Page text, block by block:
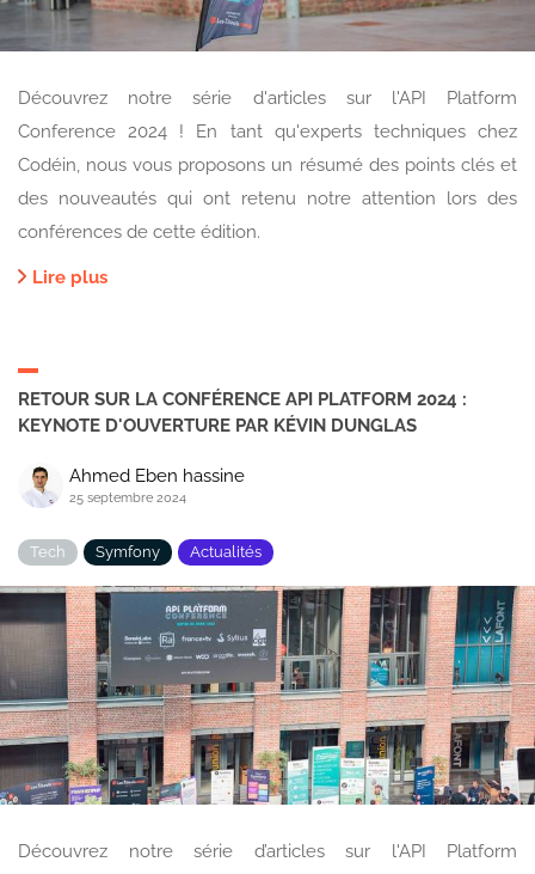
Découvrez notre série d'articles sur l'API Platform
Conference 2024 ! En tant qu'experts techniques chez
Codéin, nous vous proposons un résumé des points clés et
des nouveautés qui ont retenu notre attention lors des
conférences de cette édition.
Lire plus
RETOUR SUR LA CONFÉRENCE API PLATFORM 2024 :
KEYNOTE D'OUVERTURE PAR KÉVIN DUNGLAS
Ahmed Eben hassine
25 septembre 2024
Tech Symfony Actualités
Découvrez notre série d’articles sur l'API Platform